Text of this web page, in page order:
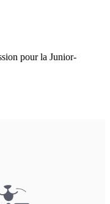
pour la Junior-